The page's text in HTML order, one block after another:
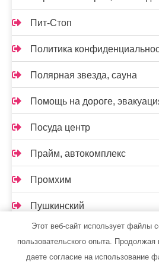
Пит-Стоп
Политика
Полярная звезда, сауна
Помощь на дороге,
Посуда центр
Прайм, автокомплекс
Промхим
Пушкинский
Радужный, сауна
Развал-схождение
Этот веб-сайт использует файлы
пользовательского опыта.
даете согласие на использование